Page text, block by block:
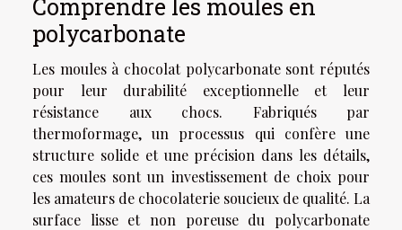
Comprendre les moules en
polycarbonate
Les moules à chocolat polycarbonate sont réputés
pour leur durabilité exceptionnelle et leur
résistance aux chocs. Fabriqués par
thermoformage, un processus qui confère une
structure solide et une précision dans les détails,
ces moules sont un investissement de choix pour
les amateurs de chocolaterie soucieux de qualité. La
surface lisse et non poreuse du polycarbonate